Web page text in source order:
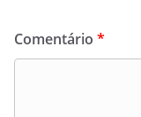
Comentário *